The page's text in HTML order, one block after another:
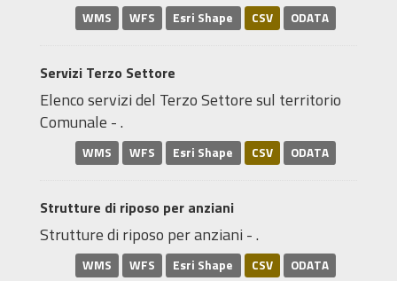
WMS WFS Esri Shape CSV ODATA
Servizi Terzo Settore
Elenco servizi del Terzo Settore sul territorio
Comunale - .
WMS WFS Esri Shape CSV ODATA
Strutture di riposo per anziani
Strutture di riposo per anziani - .
WMS WFS Esri Shape CSV ODATA